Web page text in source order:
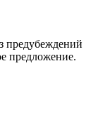
предубеждений
предложение.